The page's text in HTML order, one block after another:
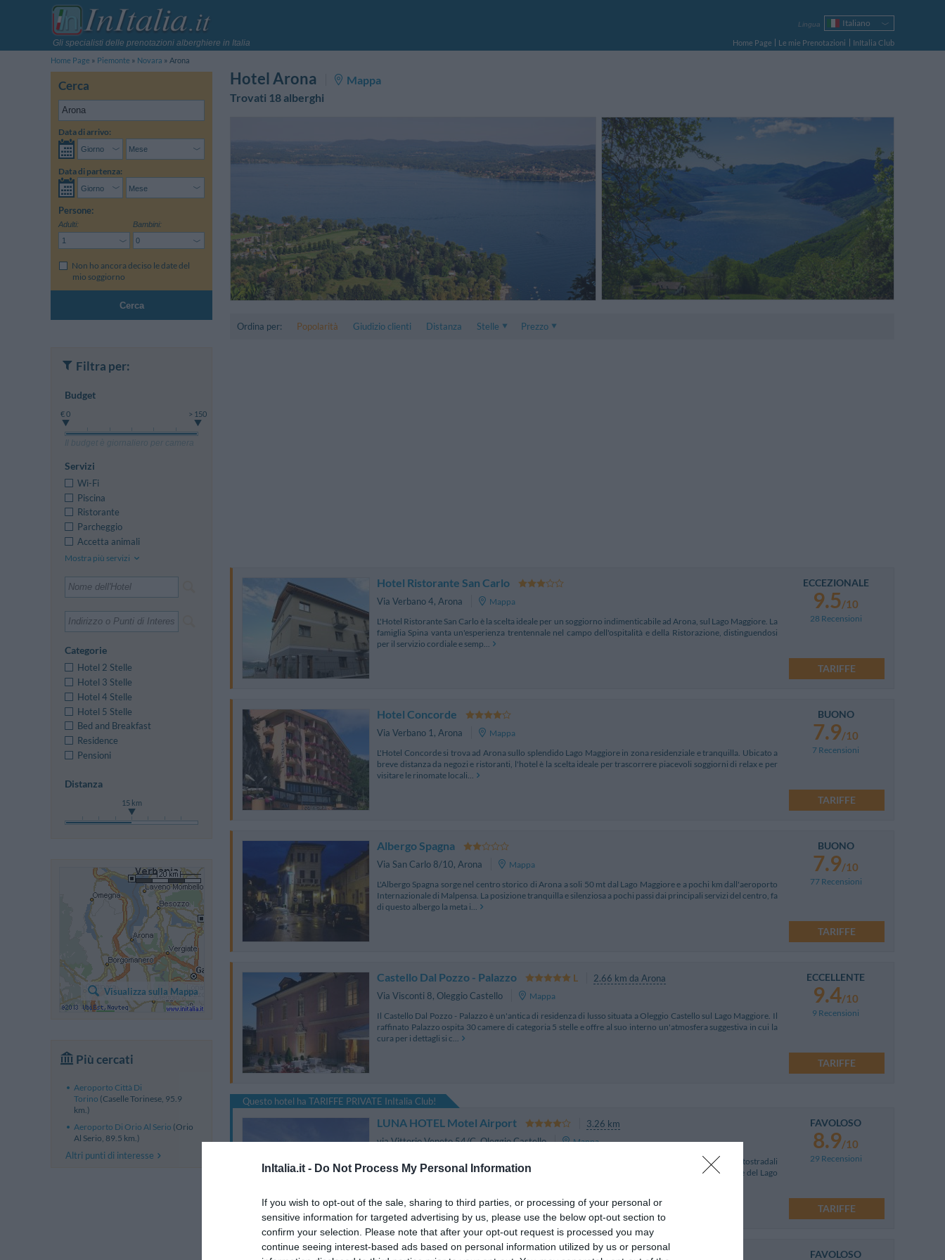
InItalia.it - Do Not Process My Personal Information
If you wish to opt-out of the sale, sharing to third parties, or processing of your personal or
sensitive information for targeted advertising by us, please use the below opt-out section to
confirm your selection. Please note that after your opt-out request is processed you may
continue seeing interest-based ads based on personal information utilized by us or personal
Gli specialisti delle prenotazioni alberghiere in Italia
Lingua
Italiano
English
Français
Home Page Le mie Prenotazioni
InItalia Club
Home Page
Piemonte Novara Arona
Cerca
Data di arrivo:
Data di partenza:
Persone:
Adulti: Bambini:
Non ho ancora deciso le date del
mio soggiorno
Cerca
Hotel Arona
Mappa
Trovati 18 alberghi
Ordina per: Popolarità Giudizio clienti Distanza
Stelle
Prezzo
Hotel Ristorante San Carlo
Via Verbano 4, Arona
Mappa
L'Hotel Ristorante San Carlo è la scelta ideale per un soggiorno indimenticabile ad Arona, sul Lago Maggiore. La
famiglia Spina vanta un'esperienza trentennale nel campo dell'ospitalità e della Ristorazione, distinguendosi
per il servizio cordiale e semp...
ECCEZIONALE
9.5/10
28 Recensioni
TARIFFE
Hotel Concorde
Via Verbano 1 , Arona
Mappa
L'Hotel Concorde si trova ad Arona sullo splendido Lago Maggiore in zona residenziale e tranquilla. Ubicato a
breve distanza da negozi e ristoranti, l'hotel è la scelta ideale per trascorrere piacevoli soggiorni di relax e per
visitare le rinomate locali...
BUONO
7.9/10
7 Recensioni
TARIFFE
Albergo Spagna
Via San Carlo 8/10, Arona
Mappa
L'Albergo Spagna sorge nel centro storico di Arona a soli 50 mt dal Lago Maggiore e a pochi km dall'aeroporto
Internazionale di Malpensa. La posizione tranquilla e silenziosa a pochi passi dai principali servizi del centro, fa
di questo albergo la meta i...
BUONO
7.9/10
77 Recensioni
TARIFFE
Castello Dal Pozzo - Palazzo
2.66 km da Arona
Via Visconti 8, Oleggio Castello
Mappa
Il Castello Dal Pozzo - Palazzo è un'antica di residenza di lusso situata a Oleggio Castello sul Lago Maggiore. Il
raffinato Palazzo ospita 30 camere di categoria 5 stelle e offre al suo interno un'atmosfera suggestiva in cui la
cura per i dettagli si c...
ECCELLENTE
9.4/10
9 Recensioni
TARIFFE
Questo hotel ha TARIFFE PRIVATE InItalia Club!
LUNA HOTEL Motel Airport
3.26 km
via Vittorio Veneto 54/C,Oleggio Castello
Mappa
Il Luna Hotel Motel Airport è situato ad Oleggio Castello, a circa 700 mt dagli importanti snodi autostradali
della A26 Genova - Gravellona, e della Milano Laghi, inserito nel comprensorio del Lago Maggiore e del Lago
FAVOLOSO
8.9/10
29 Recensioni
TARIFFE
Antico Verbano
3.18 km
FAVOLOSO
Filtra per:
Budget
€ 0 > 150
Il budget è giornaliero per camera
Servizi
Wi-Fi
Piscina
Ristorante
Parcheggio
Accetta animali
Mostra più servizi
Categorie
Hotel 2 Stelle
Hotel 3 Stelle
Hotel 4 Stelle
Hotel 5 Stelle
Bed and Breakfast
Residence
Pensioni
Distanza
15 km
Visualizza sulla Mappa
Più cercati
Aeroporto Città Di
Torino (Caselle Torinese, 95.9
km.)
Aeroporto Di Orio Al Serio (Orio
Al Serio, 89.5 km.)
Altri punti di interesse